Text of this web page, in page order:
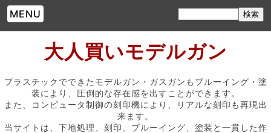
MENU
大人買いモデルガン
プラスチックでできたモデルガン・ガスガンもブルーイング・塗
装により、圧倒的な存在感を出すことができます。
また、コンピュータ制御の刻印機により、リアルな刻印も再現出
来ます。
当サイトは、下地処理、刻印、ブルーイング、塗装と一貫した作